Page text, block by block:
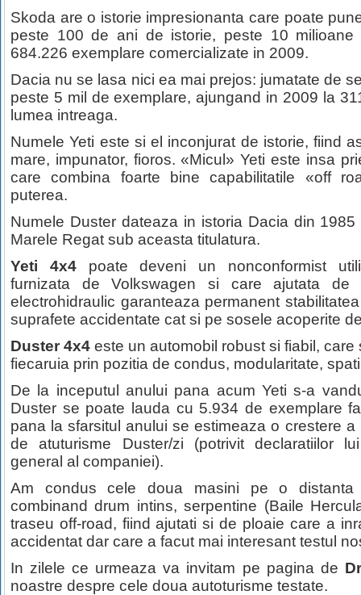
Skoda are o istorie impresionanta care poate
peste 100 de ani de istorie, peste 10 milioane
684.226 exemplare comercializate in 2009.
Dacia nu se lasa nici ea mai prejos: jumatate de
peste 5 mil de exemplare, ajungand in 2009 la
lumea intreaga.
Numele Yeti este si el inconjurat de istorie, fiind
mare, impunator, fioros. «Micul» Yeti este insa
care combina foarte bine capabilitatile «off
puterea.
Numele Duster dateaza in istoria Dacia din
Marele Regat sub aceasta titulatura.
Yeti 4x4poate deveni un nonconformist
furnizata de Volkswagen si care ajutata de
electrohidraulic garanteaza permanent
suprafete accidentate cat si pe sosele acoperite
Duster 4x4 este un automobil robust si fiabil,
fiecaruia prin pozitia de condus, modularitate,
De la inceputul anului pana acum Yeti s-a
Duster se poate lauda cu 5.934 de exemplare
pana la sfarsitul anului se estimeaza o crestere
de atuturisme Duster/zi (potrivit declaratiilor
general al companiei).
Am condus cele doua masini pe o distanta
combinand drum intins, serpentine (Baile
traseu off-road, fiind ajutati si de ploaie care a
accidentat dar care a facut mai interesant testul
In zilele ce urmeaza va invitam pe pagina de
noastre despre cele doua autoturisme testate.